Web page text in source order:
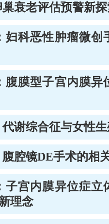
衰老评估预警新
妇科恶性肿瘤微创
腹膜型子宫内膜异
谢综合征与女性
腔镜DE手术的相
子宫内膜异位症立
理念